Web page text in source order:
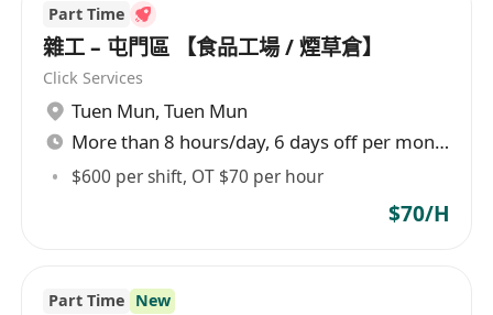
備（如手推車、堆高機輔助工具等），注意個人
及他人作業安全。
工作要求
持有有效之香港特區政府批准的「補充勞工計
劃」外勞配額，並具備合法在港工作資格；
體力良好，能勝任長時間站立、彎腰、搬運及重
Part Time
雜工 – 屯門區 【食品工場 / 煙草倉】
Click Services
Tuen Mun, Tuen Mun
More than 8 hours/day, 6 days off per month
$600 per shift, OT $70 per hour
$70/H
Part Time New